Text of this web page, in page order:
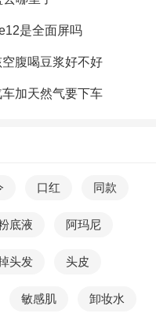
是全面屏吗
腹喝豆浆好不好
加天然气要下车
口红 同款
底液 阿玛尼
头发 头皮
敏感肌 卸妆水